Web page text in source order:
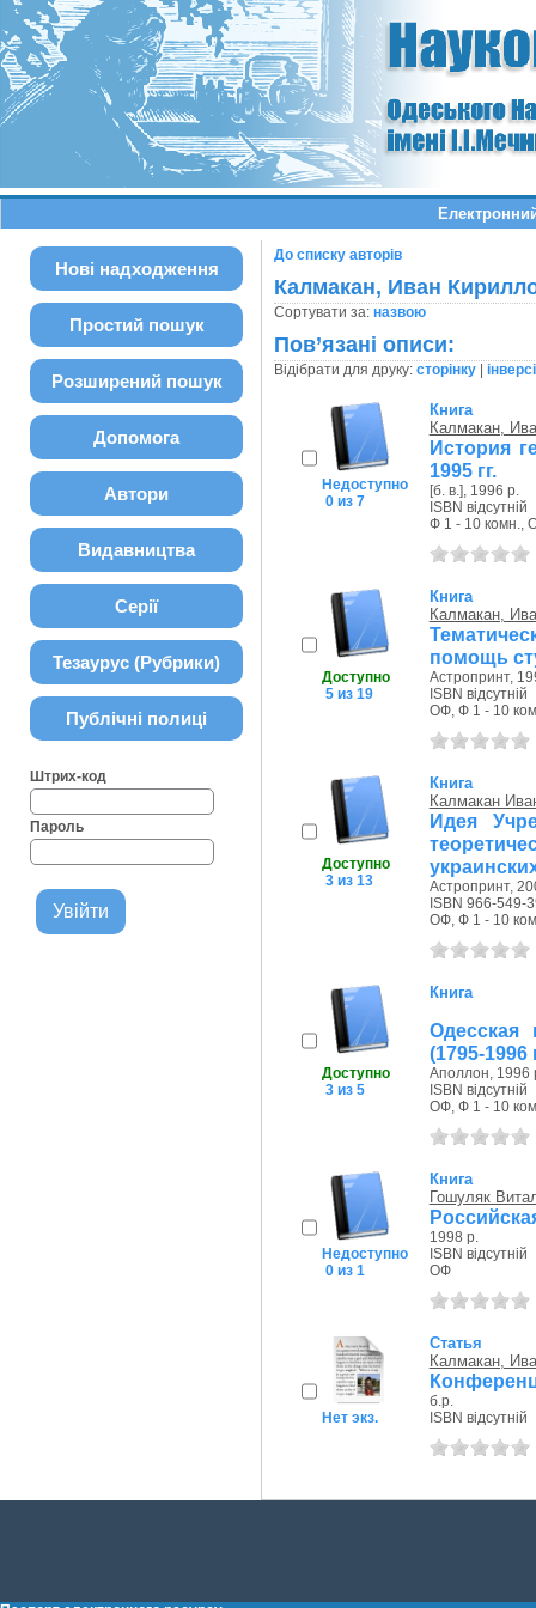
Нові надходження
Простий пошук
Розширений пошук
Допомога
Автори
Видавництва
Серії
Тезаурус (Рубрики)
Публічні полиці
Штрих-код
Пароль
До списку авторів
Калмакан, Иван
Сортувати за: назвою
Пов’язані описи:
Відібрати для друку: сторінку|
Недоступно
0 из 7
Книга
Калмакан,
История
1995 гг.
[б. в.], 1996 р.
ISBN відсутній
Ф 1 - 10 комн.,
Доступно
5 из 19
Книга
Калмакан,
помощь
Астропринт,
ISBN відсутній
ОФ, Ф 1 - 10
Доступно
3 из 13
Книга
Калмакан
Идея
Астропринт,
ISBN 966-549-
ОФ, Ф 1 - 10
Доступно
3 из 5
Книга
Одесская
(1795-1996
Аполлон, 1996
ISBN відсутній
ОФ, Ф 1 - 10
Недоступно
0 из 1
Книга
Гошуляк
1998 р.
ISBN відсутній
ОФ
Нет экз.
Статья
Калмакан,
б.р.
ISBN відсутній